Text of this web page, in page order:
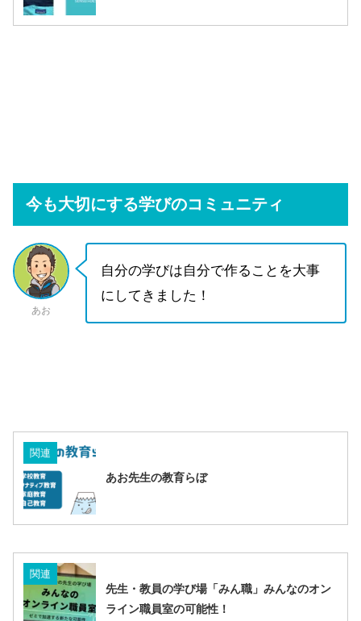
今も大切にする学びのコミュニティ
あお
自分の学びは自分で作ることを大事
にしてきました！
関連
あお先生の教育らぼ
関連
先生・教員の学び場「みん職」みんなのオン
ライン職員室の可能性！